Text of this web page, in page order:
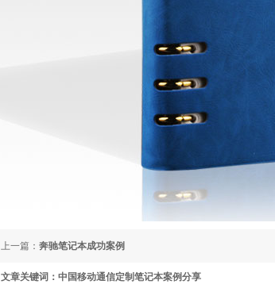
上一篇： 奔驰笔记本成功案例
文章关键词：中国移动通信定制笔记本案例分享